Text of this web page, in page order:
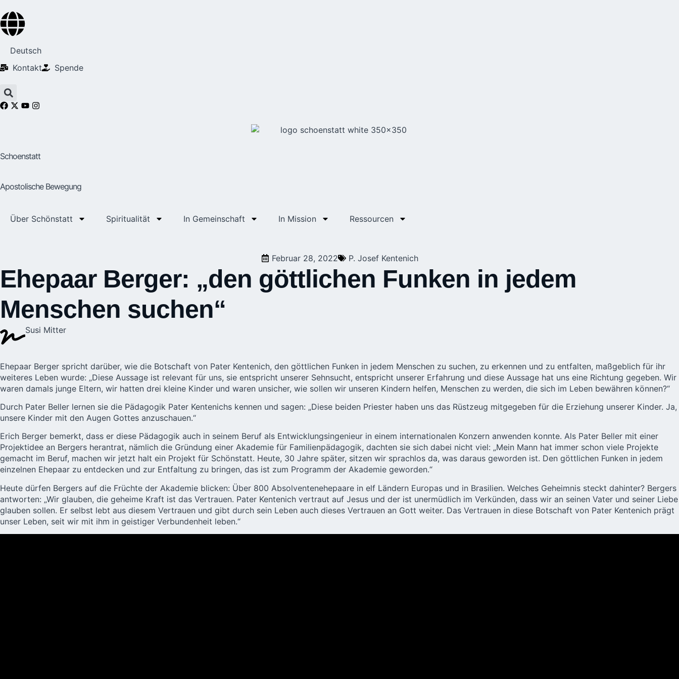
Deutsch
Kontakt
Spende
Schoenstatt
Apostolische Bewegung
Über Schönstatt Spiritualität In Gemeinschaft In Mission Ressourcen
Februar 28, 2022 P. Josef Kentenich
Ehepaar Berger: „den göttlichen Funken in jedem
Menschen suchen“
Susi Mitter
Ehepaar Berger spricht darüber, wie die Botschaft von Pater Kentenich, den göttlichen Funken in jedem Menschen zu suchen, zu erkennen und zu entfalten, maßgeblich für ihr
weiteres Leben wurde: „Diese Aussage ist relevant für uns, sie entspricht unserer Sehnsucht, entspricht unserer Erfahrung und diese Aussage hat uns eine Richtung gegeben. Wir
waren damals junge Eltern, wir hatten drei kleine Kinder und waren unsicher, wie sollen wir unseren Kindern helfen, Menschen zu werden, die sich im Leben bewähren können?“
Durch Pater Beller lernen sie die Pädagogik Pater Kentenichs kennen und sagen: „Diese beiden Priester haben uns das Rüstzeug mitgegeben für die Erziehung unserer Kinder. Ja,
unsere Kinder mit den Augen Gottes anzuschauen.“
Erich Berger bemerkt, dass er diese Pädagogik auch in seinem Beruf als Entwicklungsingenieur in einem internationalen Konzern anwenden konnte. Als Pater Beller mit einer
Projektidee an Bergers herantrat, nämlich die Gründung einer Akademie für Familienpädagogik, dachten sie sich dabei nicht viel: „Mein Mann hat immer schon viele Projekte
gemacht im Beruf, machen wir jetzt halt ein Projekt für Schönstatt. Heute, 30 Jahre später, sitzen wir sprachlos da, was daraus geworden ist. Den göttlichen Funken in jedem
einzelnen Ehepaar zu entdecken und zur Entfaltung zu bringen, das ist zum Programm der Akademie geworden.“
Heute dürfen Bergers auf die Früchte der Akademie blicken: Über 800 Absolventenehepaare in elf Ländern Europas und in Brasilien. Welches Geheimnis steckt dahinter? Bergers
antworten: „Wir glauben, die geheime Kraft ist das Vertrauen. Pater Kentenich vertraut auf Jesus und der ist unermüdlich im Verkünden, dass wir an seinen Vater und seiner Liebe
glauben sollen. Er selbst lebt aus diesem Vertrauen und gibt durch sein Leben auch dieses Vertrauen an Gott weiter. Das Vertrauen in diese Botschaft von Pater Kentenich prägt
unser Leben, seit wir mit ihm in geistiger Verbundenheit leben.“